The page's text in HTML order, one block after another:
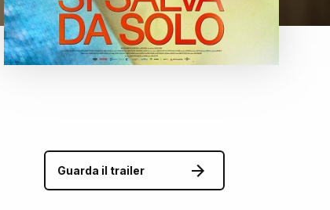
Guarda il trailer